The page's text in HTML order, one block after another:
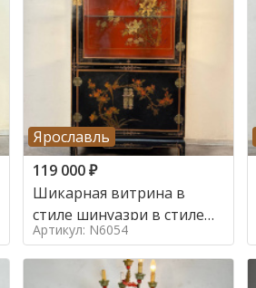
Ярославль
119 000₽
Шикарная витрина в
стиле шинуазри в стиле
шинуазри,
Артикул: N6054